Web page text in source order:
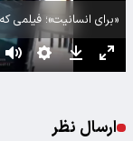
«برای انسانیت»؛ فیلمی
ارسال نظر